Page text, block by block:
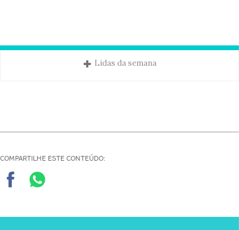
Lidas da semana
COMPARTILHE ESTE CONTEÚDO: